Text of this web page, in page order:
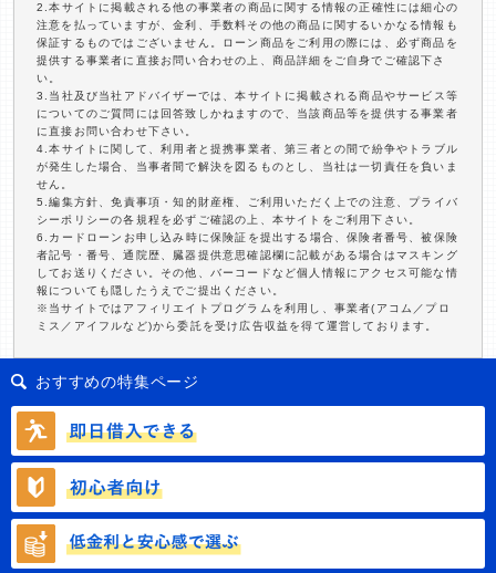
2.本サイトに掲載される他の事業者の商品に関する情報の正確性には細心の
注意を払っていますが、金利、手数料その他の商品に関するいかなる情報も
保証するものではございません。ローン商品をご利用の際には、必ず商品を
提供する事業者に直接お問い合わせの上、商品詳細をご自身でご確認下さ
い。
3.当社及び当社アドバイザーでは、本サイトに掲載される商品やサービス等
についてのご質問には回答致しかねますので、当該商品等を提供する事業者
に直接お問い合わせ下さい。
4.本サイトに関して、利用者と提携事業者、第三者との間で紛争やトラブル
が発生した場合、当事者間で解決を図るものとし、当社は一切責任を負いま
せん。
5.編集方針、免責事項・知的財産権、ご利用いただく上での注意、プライバ
シーポリシーの各規程を必ずご確認の上、本サイトをご利用下さい。
6.カードローンお申し込み時に保険証を提出する場合、保険者番号、被保険
者記号・番号、通院歴、臓器提供意思確認欄に記載がある場合はマスキング
してお送りください。その他、バーコードなど個人情報にアクセス可能な情
報についても隠したうえでご提出ください。
※当サイトではアフィリエイトプログラムを利用し、事業者(アコム／プロ
ミス／アイフルなど)から委託を受け広告収益を得て運営しております。
おすすめの特集ページ